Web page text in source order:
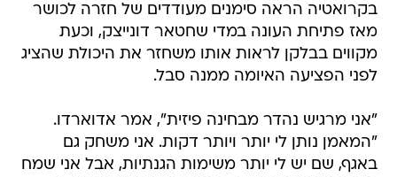
בקרואטיה הראה סימנים מעודדים של חזרה לכושר
מאז פתיחת העונה במדי שחטאר דונייצק, וכעת
מקווים בבלקן לראות אותו משחזר את היכולת שהציג
לפני הפציעה האיומה ממנה סבל.
"אני מרגיש נהדר מבחינה פיזית", אמר אדוארדו.
"המאמן נותן לי יותר ויותר דקות. אני משחק גם
באגף, שם יש לי יותר משימות הגנתיות, אבל אני שמח